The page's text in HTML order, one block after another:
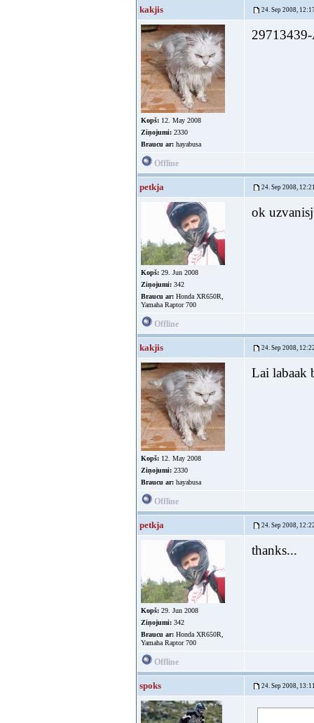
kakjis 24. Sep 2008,
Kopš: 12. May 2008
Ziņojumi: 2330
Braucu ar: hayabusa
29713439-
Offline
petkja 24. Sep 2008,
Kopš: 29. Jun 2008
Ziņojumi: 342
Braucu ar: Honda XR650R,
Yamaha Raptor 700
ok
Offline
kakjis 24. Sep 2008,
Kopš: 12. May 2008
Ziņojumi: 2330
Braucu ar: hayabusa
Lai labaak
Offline
petkja 24. Sep 2008,
Kopš: 29. Jun 2008
Ziņojumi: 342
Braucu ar: Honda XR650R,
Yamaha Raptor 700
thanks...
Offline
spoks 24. Sep 2008,